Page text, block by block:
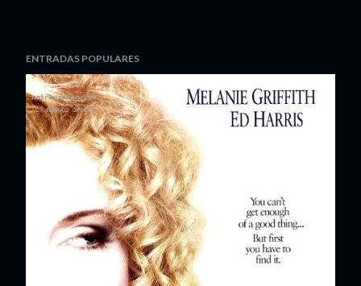
ENTRADAS POPULARES